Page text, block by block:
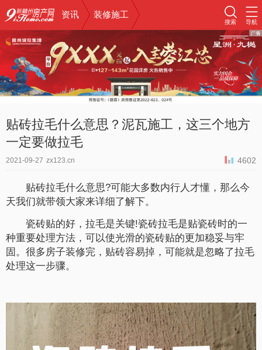
资讯 装修施工
搜索 导航
贴砖拉毛什么意思？泥瓦施工，这三个地方
一定要做拉毛
2021-09-27 zx123.cn 4602
贴砖拉毛什么意思?可能大多数内行人才懂，那么今
天我们就带领大家来详细了解下。
瓷砖贴的好，拉毛是关键!瓷砖拉毛是贴瓷砖时的一
种重要处理方法，可以使光滑的瓷砖贴的更加稳妥与牢
固。很多房子装修完，贴砖容易掉，可能就是忽略了拉毛
处理这一步骤。